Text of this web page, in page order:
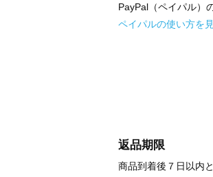
PayPal（ペイパル）
ペイパルの使い方を
返品期限
商品到着後７日以内